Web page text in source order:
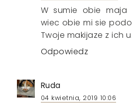
W sumie obie maja
wiec obie mi sie
Twoje makijaze z ich
Odpowiedz
Ruda
04 kwietnia, 2019 10:06